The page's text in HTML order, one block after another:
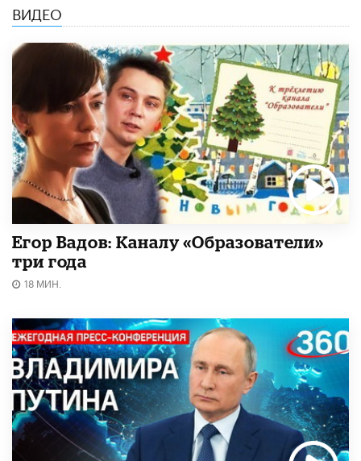
ВИДЕО
Егор Вадов: Каналу «Образователи»
три года
18 МИН.